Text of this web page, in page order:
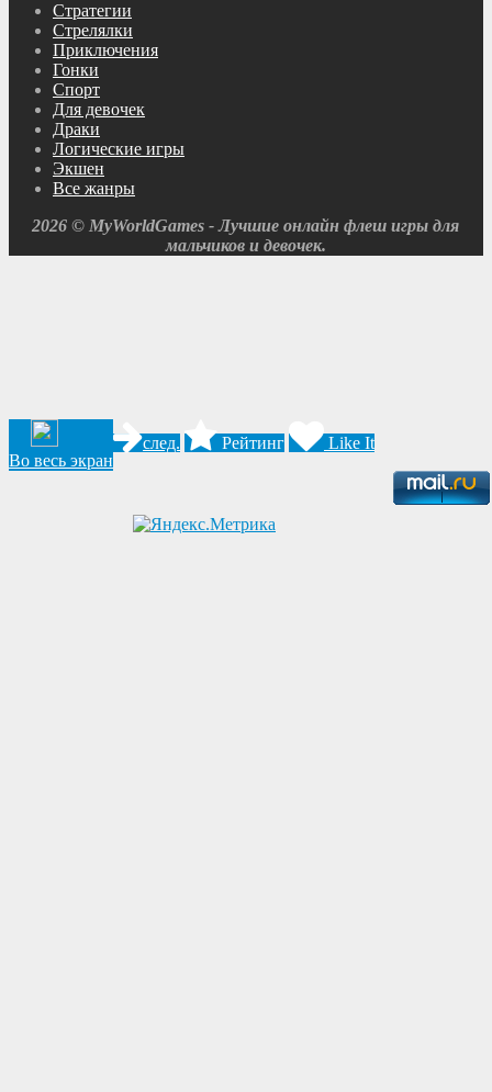
след. Рейтинг
Like It
Во весь экран
Cтратегии
Cтрелялки
Приключения
Гонки
Спорт
Для девочек
Драки
Логические игры
Экшен
Все жанры
2026 © MyWorldGames - Лучшие онлайн флеш игры для
мальчиков и девочек.